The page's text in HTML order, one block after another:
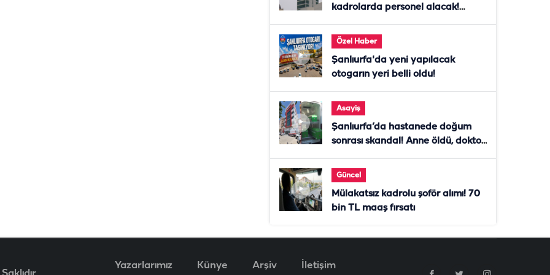
kadrolarda personel alacak!
Özel Haber
Şanlıurfa'da yeni yapılacak
otogarın yeri belli oldu!
Asayiş
Şanlıurfa’da hastanede doğum
sonrası skandal! Anne öldü, doktor
Güncel
Mülakatsız kadrolu şoför alımı! 70
bin TL maaş fırsatı
Yazarlarımız Künye Arşiv İletişim